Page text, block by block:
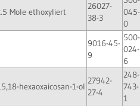
Mole ethoxyliert
26027-
38-3
045-
0
9016-45-
9
500-
024-
6
hexaoxaicosan-1-ol
27942-
27-4
248-
743-
1